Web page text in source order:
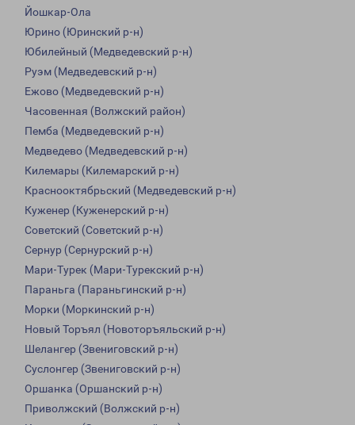
Йошкар-Ола
Юрино (Юринский р-н)
Юбилейный (Медведевский р-н)
Руэм (Медведевский р-н)
Ежово (Медведевский р-н)
Часовенная (Волжский район)
Пемба (Медведевский р-н)
Медведево (Медведевский р-н)
Килемары (Килемарский р-н)
Краснооктябрьский (Медведевский р-н)
Куженер (Куженерский р-н)
Советский (Советский р-н)
Сернур (Сернурский р-н)
Мари-Турек (Мари-Турекский р-н)
Параньга (Параньгинский р-н)
Морки (Моркинский р-н)
Новый Торъял (Новоторъяльский р-н)
Шелангер (Звениговский р-н)
Суслонгер (Звениговский р-н)
Оршанка (Оршанский р-н)
Приволжский (Волжский р-н)